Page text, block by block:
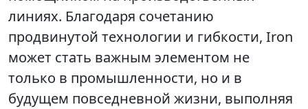
линиях. Благодаря сочетанию
продвинутой технологии и гибкости, Iron
может стать важным элементом не
только в промышленности, но и в
будущем повседневной жизни, выполняя